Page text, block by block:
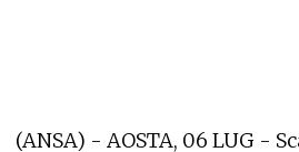
(ANSA) - AOSTA, 06 LUG -